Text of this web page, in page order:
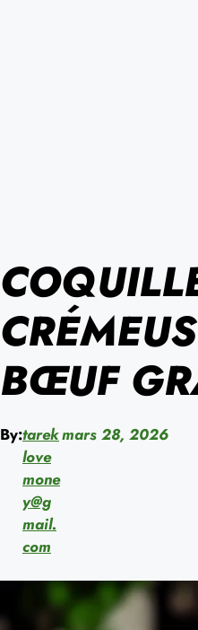
BŒUF
By:tarek
love
mone
y@g
mail.
com
mars 28, 2026